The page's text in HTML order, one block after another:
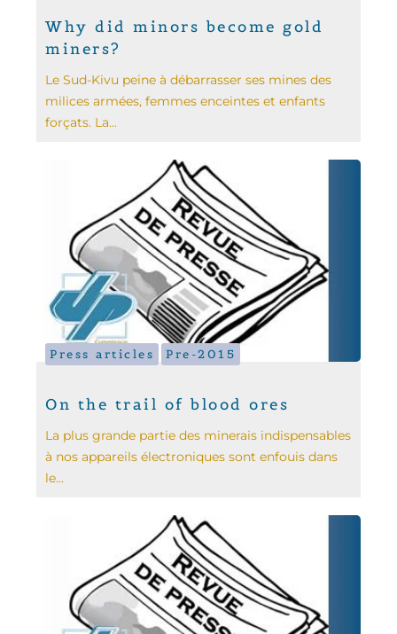
Why did minors become gold
miners?
Le Sud-Kivu peine à débarrasser ses mines des
milices armées, femmes enceintes et enfants
forçats. La...
Press articles Pre-2015
On the trail of blood ores
La plus grande partie des minerais indispensables
à nos appareils électroniques sont enfouis dans
le...